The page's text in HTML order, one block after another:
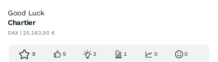
Good Luck
Chartier
DAX | 25.163,50 €
9 5 3 1 0 0